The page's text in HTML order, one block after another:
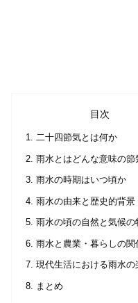
目次
二十四節気とは何か
雨水とはどんな意味の節
雨水の時期はいつ頃か
雨水の由来と歴史的背景
雨水の頃の自然と気候の
雨水と農業・暮らしの関
現代生活における雨水の
まとめ